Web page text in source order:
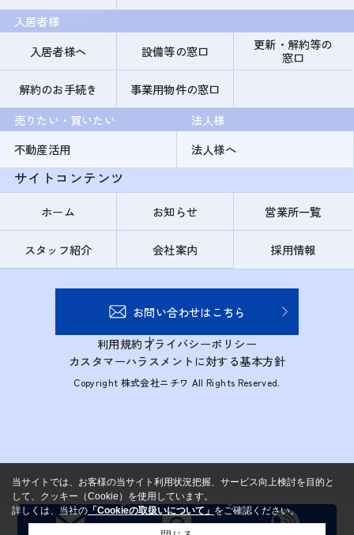
入居者様
入居者様へ
設備等の窓口
更新・解約等の
窓口
解約のお手続き
事業用物件の窓口
売りたい・買いたい
不動産活用
法人様
法人様へ
サイトコンテンツ
ホーム お知らせ 営業所一覧
スタッフ紹介 会社案内 採用情報
お問い合わせはこちら
利用規約プライバシーポリシー
カスタマーハラスメントに対する基本方針
Copyright 株式会社ニチワ All Rights Reserved.
当サイトでは、お客様の当サイト利用状況把握、サービス向上検討を目的と
して、クッキー（Cookie）を使用しています。
詳しくは、当社の 「Cookieの取扱いについて」 をご確認ください。